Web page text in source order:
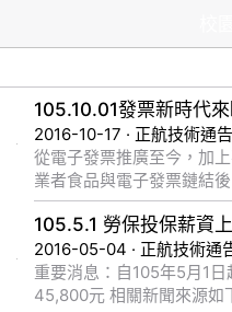
105.10.01發票新時代
2016-10-17 · 正航技術通告
從電子發票推廣至今，加
業者食品與電子發票鏈結
路已累計開立
長一成以上。 &...
105.5.1 勞保投保薪資
2016-05-04 · 正航技術通
重要消息：自105年5月1
45,800元 相關新聞來源如下(勞動部勞動保險局)：